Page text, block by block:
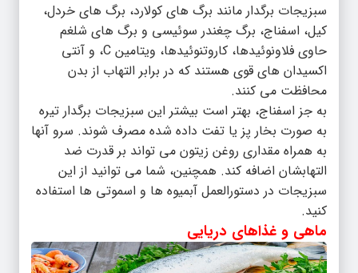
سبزیجات برگدار مانند برگ های کولارد، برگ های خردل،
کیل، اسفناج، برگ چغندر سوئیسی و برگ های شلغم
حاوی فلاونوئیدها، کاروتنوئیدها، ویتامین C، و آنتی
اکسیدان های قوی هستند که در برابر التهاب از بدن
محافظت می کنند.
به جز اسفناج، بهتر است بیشتر این سبزیجات برگدار تیره
به صورت بخار پز یا تفت داده شده مصرف شوند. سرو آنها
به همراه مقداری روغن زیتون می تواند بر قدرت ضد
التهابشان اضافه کند. همچنین، شما می توانید از این
سبزیجات در دستورالعمل آبمیوه ها و اسموتی ها استفاده
کنید.
ماهی و غذاهای دریایی